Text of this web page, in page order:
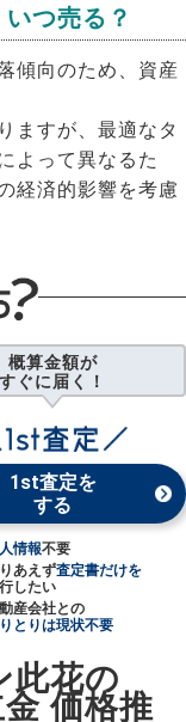
つ売る？
傾向のため、資産
ますが、最適なタ
よって異なるた
経済的影響を考慮
概算金額が
すぐに届く！
1st査定を
する
情報不要
あえず査定書だけを
したい
産会社との
とりは現状不要
此花の
価格推